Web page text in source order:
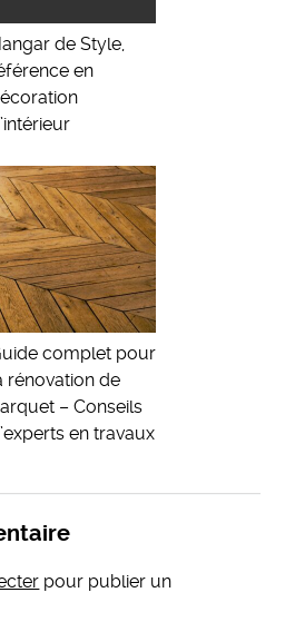
de Style,
en
complet pour
rénovation de
– Conseils
en travaux
pour publier un